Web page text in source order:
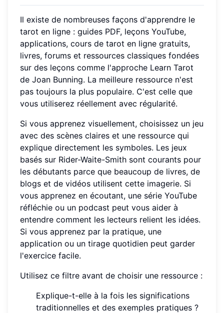
Il existe de nombreuses façons d'apprendre le
tarot en ligne : guides PDF, leçons YouTube,
applications, cours de tarot en ligne gratuits,
livres, forums et ressources classiques fondées
sur des leçons comme l'approche Learn Tarot
de Joan Bunning. La meilleure ressource n'est
pas toujours la plus populaire. C'est celle que
vous utiliserez réellement avec régularité.
Si vous apprenez visuellement, choisissez un jeu
avec des scènes claires et une ressource qui
explique directement les symboles. Les jeux
basés sur Rider-Waite-Smith sont courants pour
les débutants parce que beaucoup de livres, de
blogs et de vidéos utilisent cette imagerie. Si
vous apprenez en écoutant, une série YouTube
réfléchie ou un podcast peut vous aider à
entendre comment les lecteurs relient les idées.
Si vous apprenez par la pratique, une
application ou un tirage quotidien peut garder
l'exercice facile.
Utilisez ce filtre avant de choisir une ressource :
Explique-t-elle à la fois les significations
traditionnelles et des exemples pratiques ?